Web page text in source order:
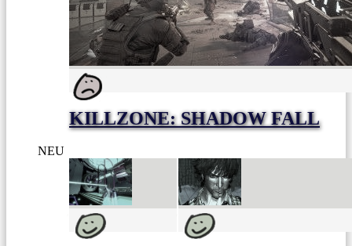
KILLZONE: SHADOW FALL
NEU